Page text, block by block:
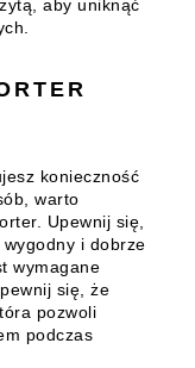
aby uniknąć
konieczność
warto
Upewnij się,
i dobrze
wymagane
się, że
pozwoli
podczas